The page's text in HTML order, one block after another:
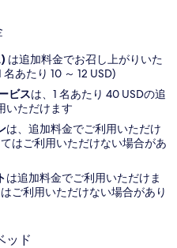
は追加料金でお召し上がりいた
あたり 10 ～ 12 USD)
ビスは、1 名あたり 40 USDの追
いただけます
は、追加料金でご利用いただけ
はご利用いただけない場合があ
は追加料金でご利用いただけま
ご利用いただけない場合があり
ッド